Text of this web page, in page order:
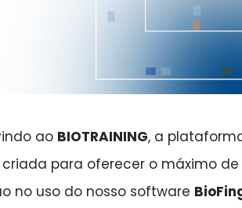
ao BIOTRAINING, a
criada para oferecer o máximo de
no uso do nosso software